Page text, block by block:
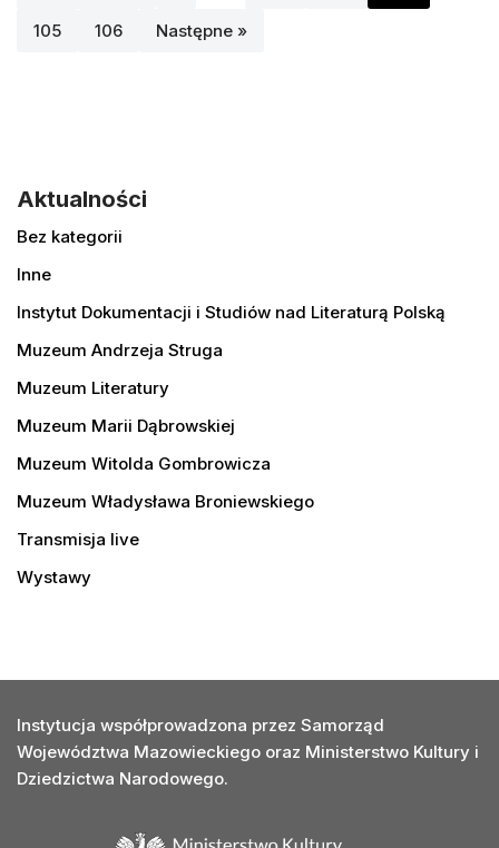
105 106 Następne »
Aktualności
Bez kategorii
Inne
Instytut Dokumentacji i Studiów nad Literaturą Polską
Muzeum Andrzeja Struga
Muzeum Literatury
Muzeum Marii Dąbrowskiej
Muzeum Witolda Gombrowicza
Muzeum Władysława Broniewskiego
Transmisja live
Wystawy
Instytucja współprowadzona przez Samorząd
Województwa Mazowieckiego oraz Ministerstwo Kultury i
Dziedzictwa Narodowego.